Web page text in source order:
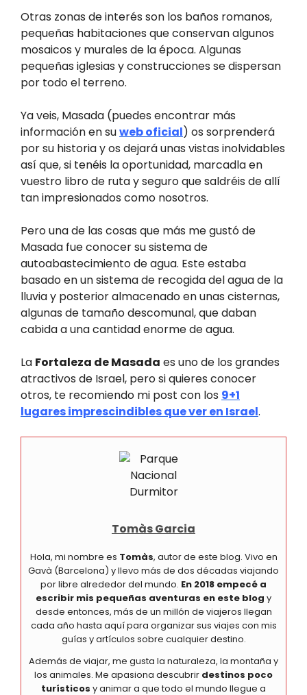
Otras zonas de interés son los baños romanos,
pequeñas habitaciones que conservan algunos
mosaicos y murales de la época. Algunas
pequeñas iglesias y construcciones se dispersan
por todo el terreno.
Ya veis, Masada (puedes encontrar más
información en suweb oficial) os sorprenderá
por su historia y os dejará unas vistas inolvidables
así que, si tenéis la oportunidad, marcadla en
vuestro libro de ruta y seguro que saldréis de allí
tan impresionados como nosotros.
Pero una de las cosas que más me gustó de
Masada fue conocer su sistema de
autoabastecimiento de agua. Este estaba
basado en un sistema de recogida del agua de la
lluvia y posterior almacenado en unas cisternas,
algunas de tamaño descomunal, que daban
cabida a una cantidad enorme de agua.
La Fortaleza de Masada es uno de los grandes
atractivos de Israel, pero si quieres conocer
otros, te recomiendo mi post con los 9+1
lugares imprescindibles que ver en Israel.
Tomàs Garcia
Hola, mi nombre es Tomàs, autor de este blog. Vivo en
Gavà (Barcelona) y llevo más de dos décadas viajando
por libre alrededor del mundo. En 2018 empecé a
escribir mis pequeñas aventuras en este blog y
desde entonces, más de un millón de viajeros llegan
cada año hasta aquí para organizar sus viajes con mis
guías y artículos sobre cualquier destino.
Además de viajar, me gusta la naturaleza, la montaña y
los animales. Me apasiona descubrir destinos poco
turísticos y animar a que todo el mundo llegue a